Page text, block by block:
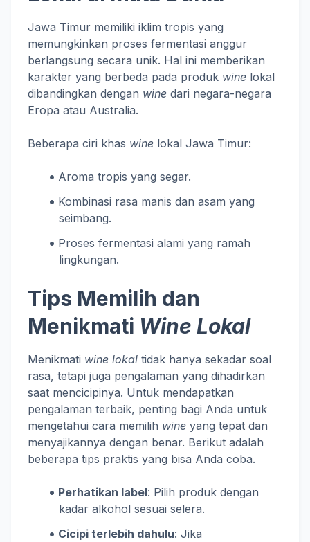
Jawa Timur memiliki iklim tropis yang
memungkinkan proses fermentasi anggur
berlangsung secara unik. Hal ini memberikan
karakter yang berbeda pada produk wine lokal
dibandingkan dengan wine dari negara-negara
Eropa atau Australia.
Beberapa ciri khas wine lokal Jawa Timur:
Aroma tropis yang segar.
Kombinasi rasa manis dan asam yang
seimbang.
Proses fermentasi alami yang ramah
lingkungan.
Tips Memilih dan
Menikmati Wine Lokal
Menikmati wine lokal tidak hanya sekadar soal
rasa, tetapi juga pengalaman yang dihadirkan
saat mencicipinya. Untuk mendapatkan
pengalaman terbaik, penting bagi Anda untuk
mengetahui cara memilih wine yang tepat dan
menyajikannya dengan benar. Berikut adalah
beberapa tips praktis yang bisa Anda coba.
Perhatikan label: Pilih produk dengan
kadar alkohol sesuai selera.
Cicipi terlebih dahulu: Jika